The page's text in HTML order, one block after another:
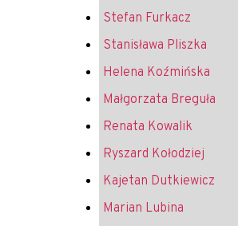
Stefan Furkacz
Stanisława Pliszka
Helena Koźmińska
Małgorzata Breguła
Renata Kowalik
Ryszard Kołodziej
Kajetan Dutkiewicz
Marian Lubina